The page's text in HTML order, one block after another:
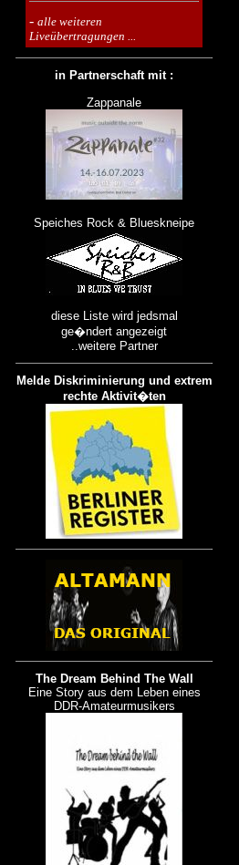
- alle weiteren
Liveübertragungen ...
in Partnerschaft mit :
Zappanale
Speiches Rock & Blueskneipe
diese Liste wird jedsmal
ge�ndert angezeigt
..weitere Partner
Melde Diskriminierung und extrem
rechte Aktivit�ten
The Dream Behind The Wall
Eine Story aus dem Leben eines
DDR-Amateurmusikers